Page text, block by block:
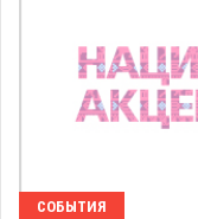
СОБЫТИЯ